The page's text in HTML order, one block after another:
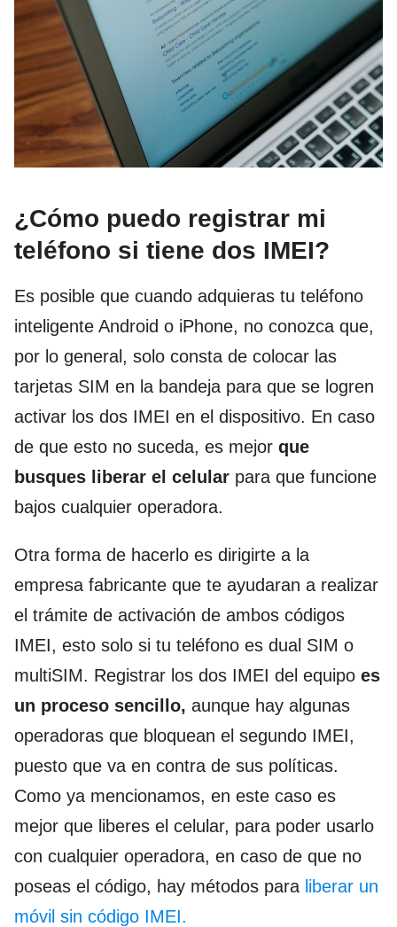
¿Cómo puedo registrar mi
teléfono si tiene dos IMEI?
Es posible que cuando adquieras tu teléfono
inteligente Android o iPhone, no conozca que,
por lo general, solo consta de colocar las
tarjetas SIM en la bandeja para que se logren
activar los dos IMEI en el dispositivo. En caso
de que esto no suceda, es mejor que
busques liberar el celular para que funcione
bajos cualquier operadora.
Otra forma de hacerlo es dirigirte a la
empresa fabricante que te ayudaran a realizar
el trámite de activación de ambos códigos
IMEI, esto solo si tu teléfono es dual SIM o
multiSIM. Registrar los dos IMEI del equipo es
un proceso sencillo, aunque hay algunas
operadoras que bloquean el segundo IMEI,
puesto que va en contra de sus políticas.
Como ya mencionamos, en este caso es
mejor que liberes el celular, para poder usarlo
con cualquier operadora, en caso de que no
poseas el código, hay métodos para liberar un
móvil sin código IMEI.